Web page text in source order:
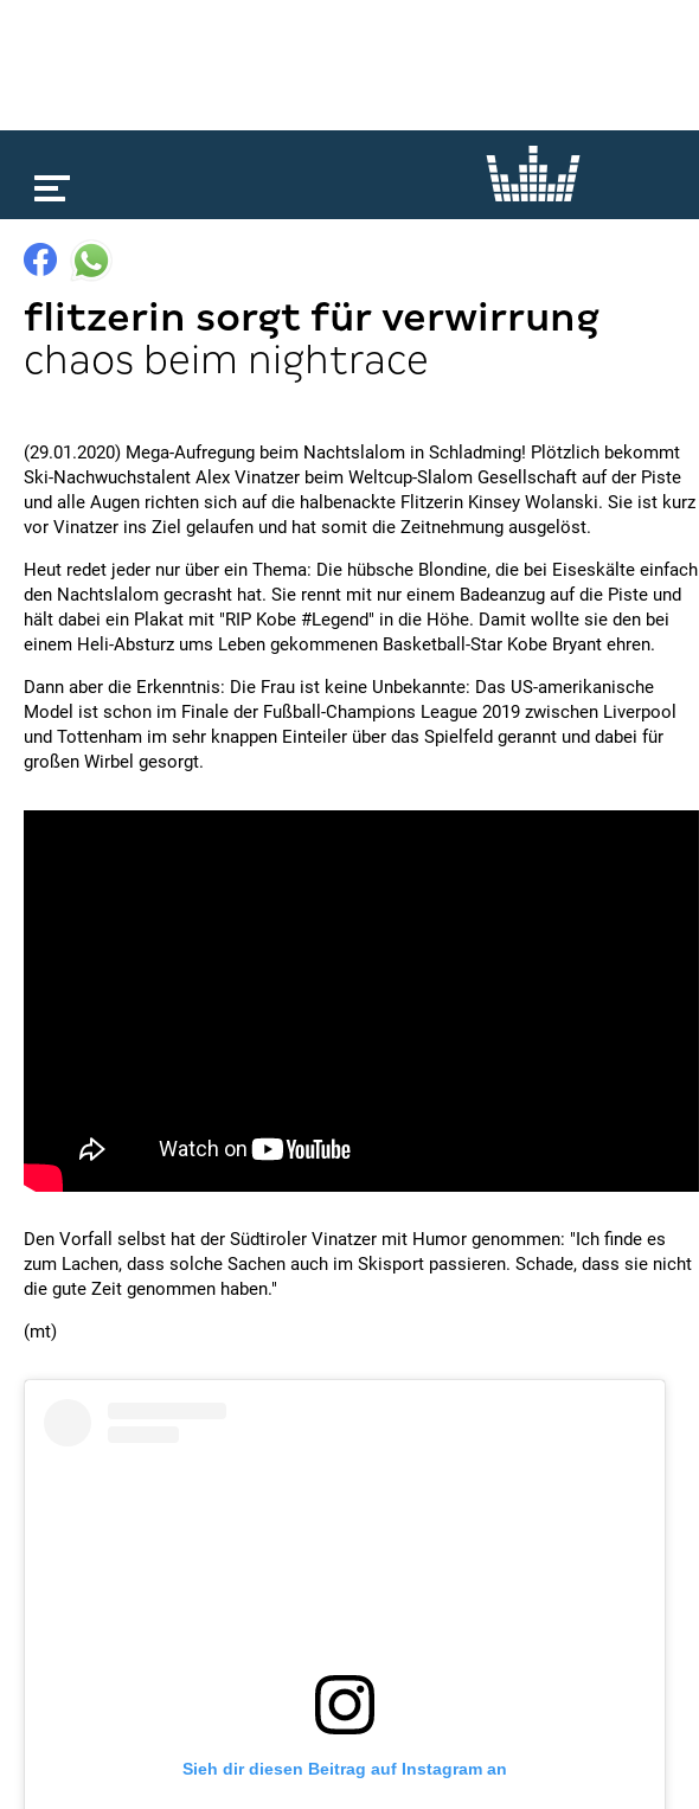
flitzerin sorgt für verwirrung
chaos beim nightrace
(29.01.2020) Mega-Aufregung beim Nachtslalom in Schladming! Plötzlich bekommt
Ski-Nachwuchstalent Alex Vinatzer beim Weltcup-Slalom Gesellschaft auf der Piste
und alle Augen richten sich auf die halbenackte Flitzerin Kinsey Wolanski. Sie ist kurz
vor Vinatzer ins Ziel gelaufen und hat somit die Zeitnehmung ausgelöst.
Heut redet jeder nur über ein Thema: Die hübsche Blondine, die bei Eiseskälte einfach
den Nachtslalom gecrasht hat. Sie rennt mit nur einem Badeanzug auf die Piste und
hält dabei ein Plakat mit "RIP Kobe #Legend" in die Höhe. Damit wollte sie den bei
einem Heli-Absturz ums Leben gekommenen Basketball-Star Kobe Bryant ehren.
Dann aber die Erkenntnis: Die Frau ist keine Unbekannte: Das US-amerikanische
Model ist schon im Finale der Fußball-Champions League 2019 zwischen Liverpool
und Tottenham im sehr knappen Einteiler über das Spielfeld gerannt und dabei für
großen Wirbel gesorgt.
Den Vorfall selbst hat der Südtiroler Vinatzer mit Humor genommen: "Ich finde es
zum Lachen, dass solche Sachen auch im Skisport passieren. Schade, dass sie nicht
die gute Zeit genommen haben."
(mt)
Sieh dir diesen Beitrag auf Instagram an